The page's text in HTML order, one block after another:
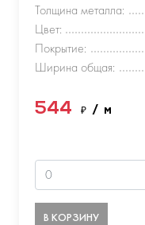
Толщина металла:
Цвет:
Покрытие:
Ширина общая:
544 ₽ / м
В КОРЗИНУ